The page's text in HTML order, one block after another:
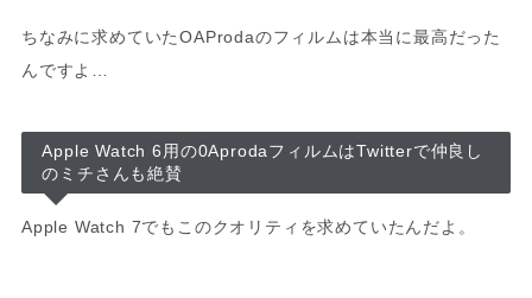
ちなみに求めていたOAProdaのフィルムは本当に最高だった
んですよ…
Apple Watch 6用の0AprodaフィルムはTwitterで仲良し
のミチさんも絶賛
Apple Watch 7でもこのクオリティを求めていたんだよ。